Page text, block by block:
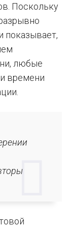
Поскольку
показывает,
любые
времени